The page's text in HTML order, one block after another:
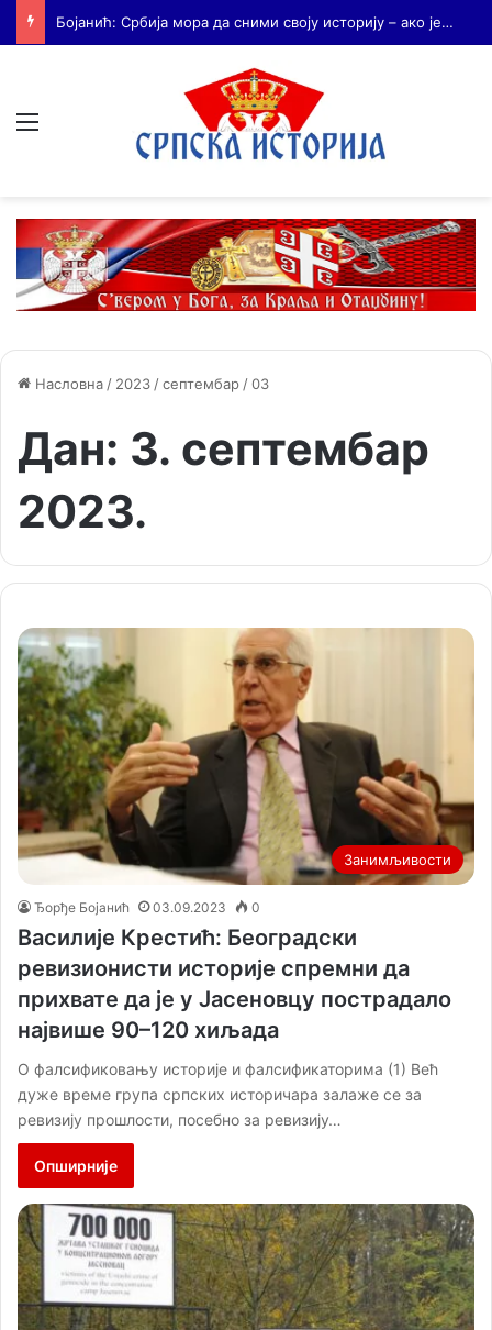
Бојанић: Када се гради – некоме смета. Када се не гради – сви се жале
Насловна / 2023 /септембар /03
Дан: 3. септембар
2023.
Занимљивости
Ђорђе Бојанић 03.09.2023 0
Василије Крестић: Београдски
ревизионисти историје спремни да
прихвате да је у Јасеновцу пострадало
највише 90–120 хиљада
O фалсификовању историје и фалсификаторима (1) Већ
дуже време група српских историчарa залаже се за
ревизију прошлости, посебно за ревизију…
Опширније